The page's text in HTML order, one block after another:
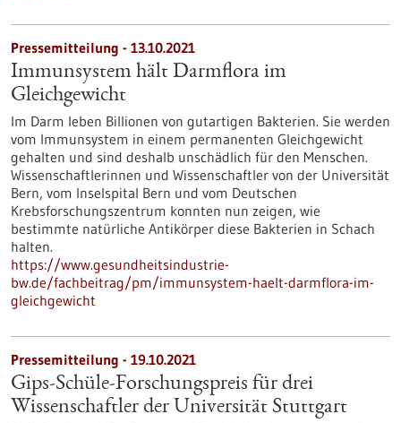
Pressemitteilung - 13.10.2021
Immunsystem hält Darmflora im
Gleichgewicht
Im Darm leben Billionen von gutartigen Bakterien. Sie werden
vom Immunsystem in einem permanenten Gleichgewicht
gehalten und sind deshalb unschädlich für den Menschen.
Wissenschaftlerinnen und Wissenschaftler von der Universität
Bern, vom Inselspital Bern und vom Deutschen
Krebsforschungszentrum konnten nun zeigen, wie
bestimmte natürliche Antikörper diese Bakterien in Schach
halten.
https://www.gesundheitsindustrie-
bw.de/fachbeitrag/pm/immunsystem-haelt-darmflora-im-
gleichgewicht
Pressemitteilung - 19.10.2021
Gips-Schüle-Forschungspreis für drei
Wissenschaftler der Universität Stuttgart